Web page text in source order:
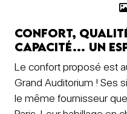
Confort,
capacité… Un
Le confort proposé est
Grand Auditorium ! Ses
le même fournisseur